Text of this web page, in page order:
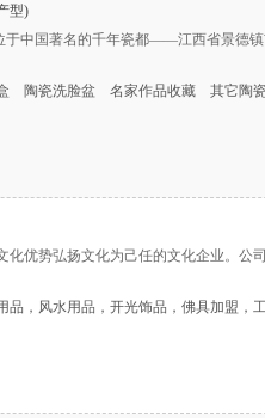
型)
中国著名的千年瓷都——江西省景德
陶瓷洗脸盆 名家作品收藏 其它陶
化优势弘扬文化为己任的文化企业。公
品，风水用品，开光饰品，佛具加盟，